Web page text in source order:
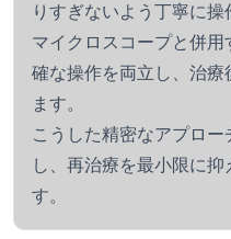
りすぎないよう丁寧に操
マイクロスコープと併
確な操作を両立し、治療
ます。
こうした精密なアプロ
し、再治療を最小限に
す。